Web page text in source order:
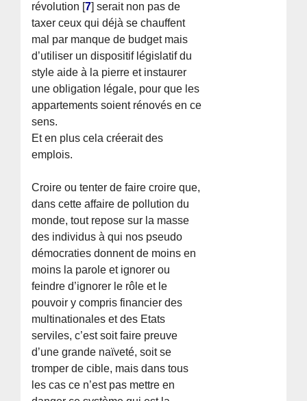
révolution [7] serait non pas de
taxer ceux qui déjà se chauffent
mal par manque de budget mais
d’utiliser un dispositif législatif du
style aide à la pierre et instaurer
une obligation légale, pour que les
appartements soient rénovés en ce
sens.
Et en plus cela créerait des
emplois.
Croire ou tenter de faire croire que,
dans cette affaire de pollution du
monde, tout repose sur la masse
des individus à qui nos pseudo
démocraties donnent de moins en
moins la parole et ignorer ou
feindre d’ignorer le rôle et le
pouvoir y compris financier des
multinationales et des Etats
serviles, c’est soit faire preuve
d’une grande naïveté, soit se
tromper de cible, mais dans tous
les cas ce n’est pas mettre en